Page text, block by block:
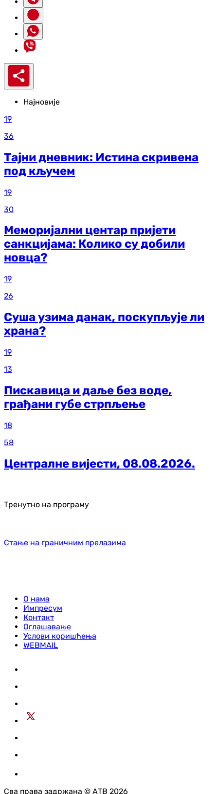
Најновије
19
36
Тајни дневник: Истина скривена
под кључем
19
30
Меморијални центар пријети
санкцијама: Колико су добили
новца?
19
26
Суша узима данак, поскупљује ли
храна?
19
13
Пискавица и даље без воде,
грађани губе стрпљење
18
58
Централне вијести, 08.08.2026.
Тренутно на програму
Стање на граничним прелазима
О нама
Импресум
Контакт
Оглашавање
Услови коришћења
WEBMAIL
Сва права задржана © АТВ 2026